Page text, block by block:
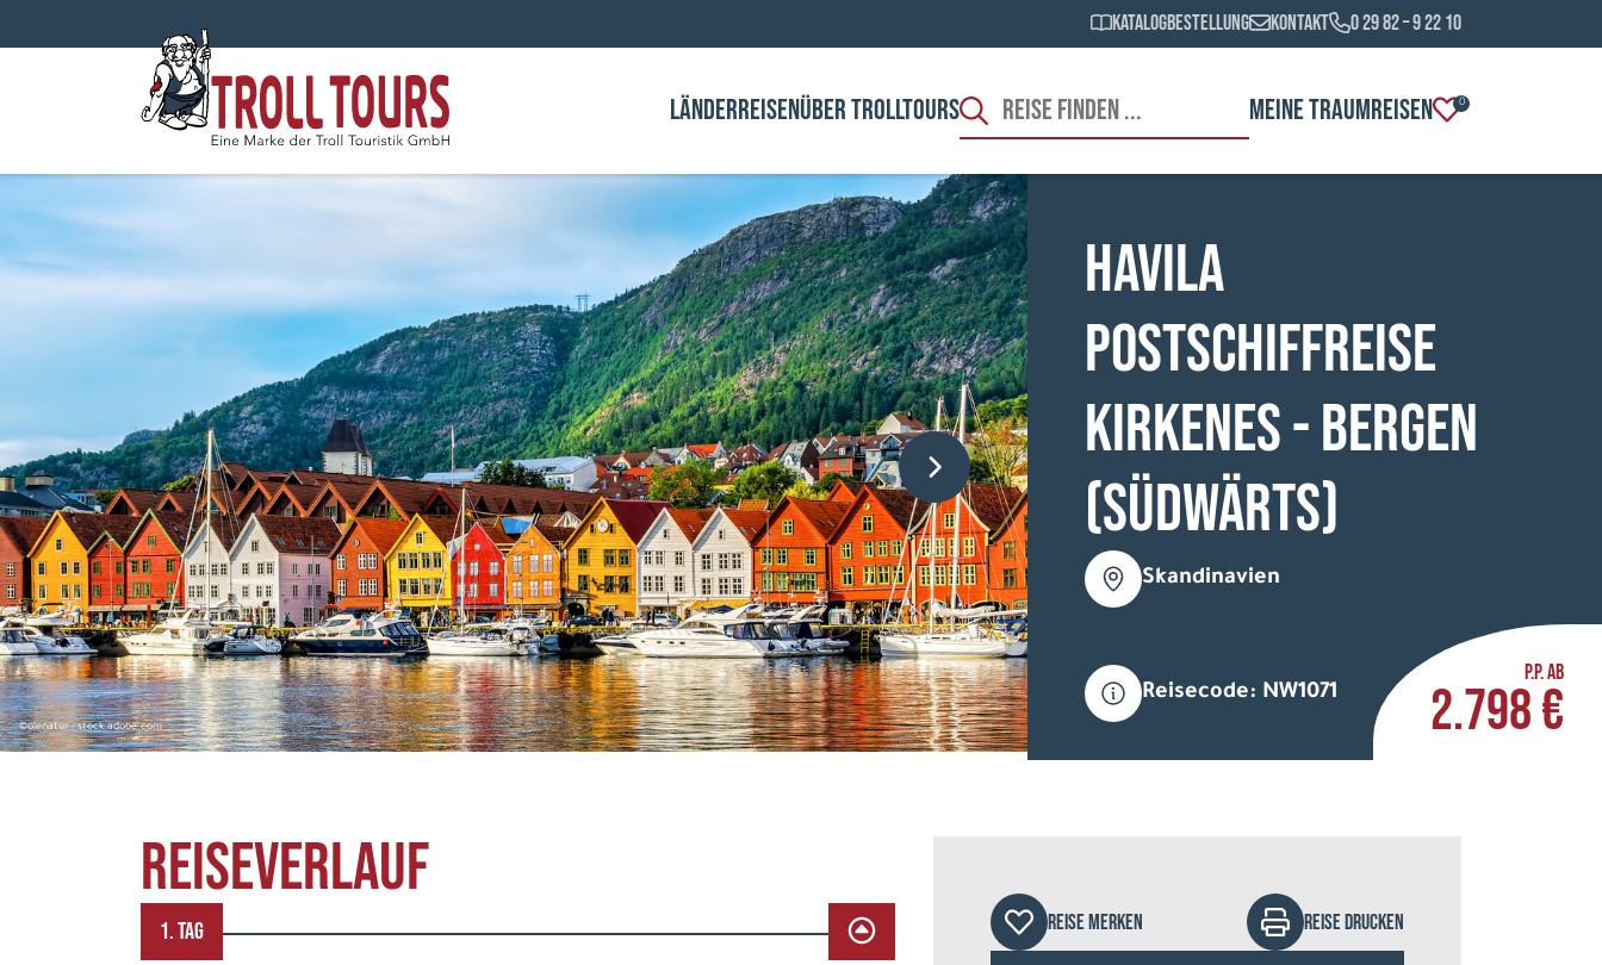
Katalogbestellung Kontakt 0 29 82 – 9 22 10
LÄNDERREISENÜBER TROLLTOURS MEINE TRAUMREISEN 0
©olenatur - stock.adobe.com
HAVILA
Postschiffreise
Kirkenes - Bergen
(südwärts)
Skandinavien
Reisecode: NW1071
P.P. AB
2.798 €
REISEVERLAUF
1. TAG REISE MERKEN REISE DRUCKEN